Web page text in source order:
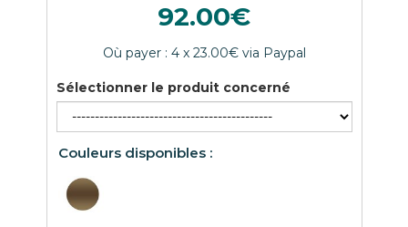
92.00
Sélectionner le produit concerné